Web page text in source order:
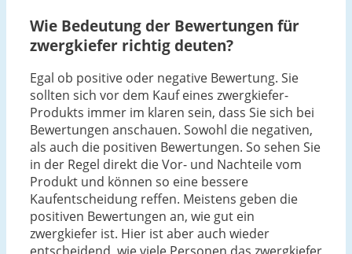
Wie Bedeutung der Bewertungen für
zwergkiefer richtig deuten?
Egal ob positive oder negative Bewertung. Sie
sollten sich vor dem Kauf eines zwergkiefer-
Produkts immer im klaren sein, dass Sie sich bei
Bewertungen anschauen. Sowohl die negativen,
als auch die positiven Bewertungen. So sehen Sie
in der Regel direkt die Vor- und Nachteile vom
Produkt und können so eine bessere
Kaufentscheidung reffen. Meistens geben die
positiven Bewertungen an, wie gut ein
zwergkiefer ist. Hier ist aber auch wieder